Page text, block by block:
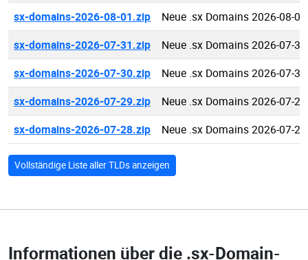
sx-domains-2026-08-01.zip
Neue .sx Domains 2026-08-01
sx-domains-2026-07-31.zip
Neue .sx Domains 2026-07-31
sx-domains-2026-07-30.zip
Neue .sx Domains 2026-07-30
sx-domains-2026-07-29.zip
Neue .sx Domains 2026-07-29
sx-domains-2026-07-28.zip
Neue .sx Domains 2026-07-28
Vollständige Liste aller TLDs anzeigen
Informationen über die .sx-Domain-